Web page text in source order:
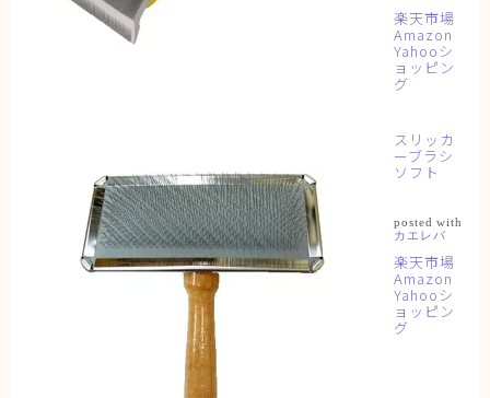
楽天市場
Amazon
Yahooシ
ョッピン
グ
スリッカ
ーブラシ
ソフト
posted with
カエレバ
楽天市場
Amazon
Yahooシ
ョッピン
グ